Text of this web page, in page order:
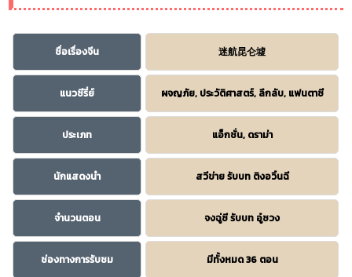
ชื่อเรื่องจีน 迷航昆仑墟
แนวซีรี่ย์ ผจญภัย, ประวัติศาสตร์, ลึกลับ, แฟนตาซี
ประเภท แอ็กชั่น, ดราม่า
นักแสดงนำ สวีข่าย รับบท ติงอวิ๋นฉี
จำนวนตอน จงฉู่ซี รับบท อู๋ซวง
ช่องทางการรับชม มีทั้งหมด 36 ตอน